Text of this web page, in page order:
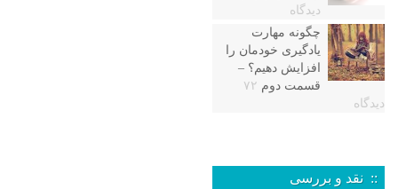
دیدگاه
چگونه مهارت
یادگیری خودمان را
افزایش دهیم؟ –
قسمت دوم ۷۲
دیدگاه
:: نقد و بررسی